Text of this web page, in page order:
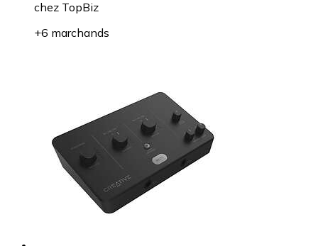
chez TopBiz
+6 marchands